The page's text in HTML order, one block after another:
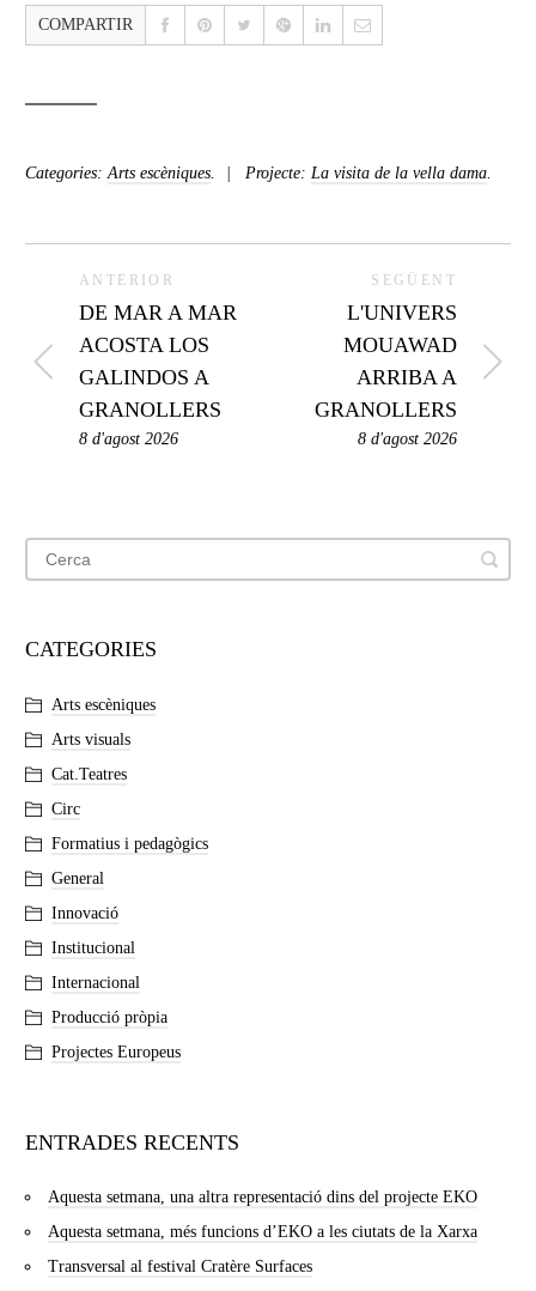
COMPARTIR
Categories:Arts escèniques. Projecte: La visita de la vella dama.
ANTERIOR
DE MAR A MAR
ACOSTA LOS
GALINDOS A
GRANOLLERS
8 d'agost 2026
SEGÜENT
L'UNIVERS
MOUAWAD
ARRIBA A
GRANOLLERS
8 d'agost 2026
CATEGORIES
Arts escèniques
Arts visuals
Cat.Teatres
Circ
Formatius i pedagògics
General
Innovació
Institucional
Internacional
Producció pròpia
Projectes Europeus
ENTRADES RECENTS
Aquesta setmana, una altra representació dins del projecte EKO
Aquesta setmana, més funcions d’EKO a les ciutats de la Xarxa
Transversal al festival Cratère Surfaces